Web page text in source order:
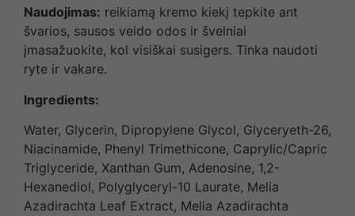
Naudojimas: reikiamą kremo kiekį tepkite ant
švarios, sausos veido odos ir švelniai
įmasažuokite, kol visiškai susigers. Tinka naudoti
ryte ir vakare.
Ingredients:
Water, Glycerin, Dipropylene Glycol, Glyceryeth-26,
Niacinamide, Phenyl Trimethicone, Caprylic/Capric
Triglyceride, Xanthan Gum, Adenosine, 1,2-
Hexanediol, Polyglyceryl-10 Laurate, Melia
Azadirachta Leaf Extract, Melia Azadirachta